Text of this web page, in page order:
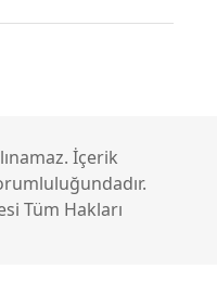
İçerik
Tüm Hakları